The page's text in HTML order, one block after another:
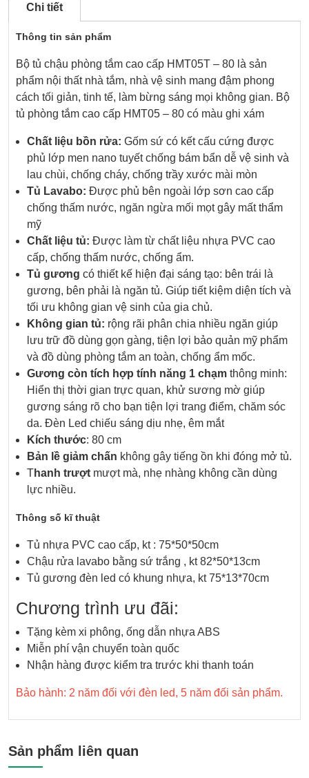
Chi tiết
Thông tin sản phẩm
Bộ tủ chậu phòng tắm cao cấp HMT05T – 80 là sản
phẩm nội thất nhà tắm, nhà vệ sinh mang đậm phong
cách tối giản, tinh tế, làm bừng sáng mọi không gian. Bộ
tủ phòng tắm cao cấp HMT05 – 80 có màu ghi xám
Chất liệu bồn rửa: Gốm sứ có kết cấu cứng được
phủ lớp men nano tuyết chống bám bẩn dễ vệ sinh và
lau chùi, chống cháy, chống trầy xước mài mòn
Tủ Lavabo: Được phủ bên ngoài lớp sơn cao cấp
chống thấm nước, ngăn ngừa mối mọt gây mất thẩm
mỹ
Chất liệu tủ: Được làm từ chất liệu nhựa PVC cao
cấp, chống thấm nước, chống ẩm.
Tủ gương có thiết kế hiện đại sáng tạo: bên trái là
gương, bên phải là ngăn tủ. Giúp tiết kiệm diện tích và
tối ưu không gian vệ sinh của gia chủ.
Không gian tủ: rộng rãi phân chia nhiều ngăn giúp
lưu trữ đồ dùng gọn gàng, tiện lợi bảo quản mỹ phẩm
và đồ dùng phòng tắm an toàn, chống ẩm mốc.
Gương còn tích hợp tính năng 1 chạm thông minh:
Hiển thị thời gian trực quan, khử sương mờ giúp
gương sáng rõ cho bạn tiện lợi trang điểm, chăm sóc
da. Đèn Led chiếu sáng dịu nhẹ, êm mắt
Kích thước: 80 cm
Bản lề giảm chấn không gây tiếng ồn khi đóng mở tủ.
Thanh trượt mượt mà, nhẹ nhàng không cần dùng
lực nhiều.
Thông số kĩ thuật
Tủ nhựa PVC cao cấp, kt : 75*50*50cm
Chậu rửa lavabo bằng sứ trắng , kt 82*50*13cm
Tủ gương đèn led có khung nhựa, kt 75*13*70cm
Chương trình ưu đãi:
Tặng kèm xi phông, ống dẫn nhựa ABS
Miễn phí vận chuyển toàn quốc
Nhận hàng được kiểm tra trước khi thanh toán
Bảo hành: 2 năm đối với đèn led, 5 năm đối sản phẩm.
Sản phẩm liên quan